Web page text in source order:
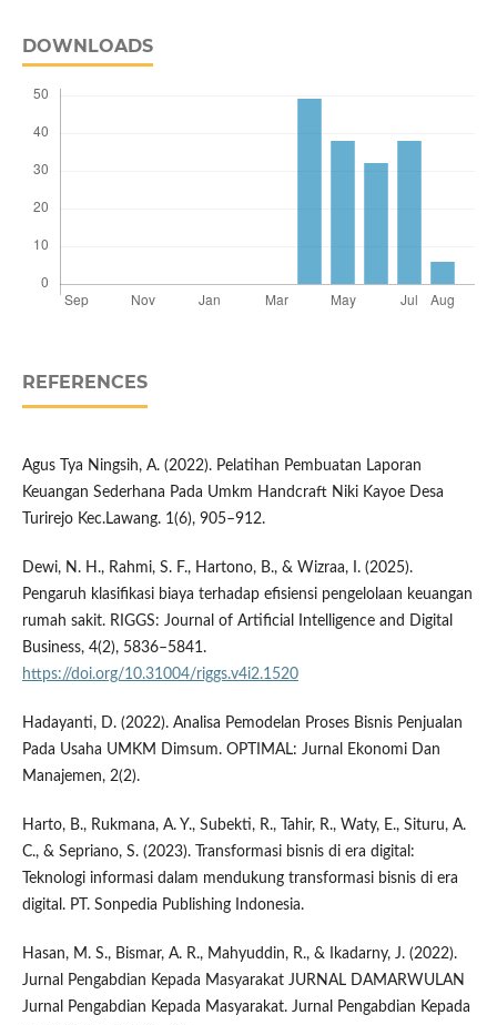
DOWNLOADS
REFERENCES
Agus Tya Ningsih, A. (2022). Pelatihan Pembuatan Laporan
Keuangan Sederhana Pada Umkm Handcraft Niki Kayoe Desa
Turirejo Kec.Lawang. 1(6), 905–912.
Dewi, N. H., Rahmi, S. F., Hartono, B., & Wizraa, I. (2025).
Pengaruh klasifikasi biaya terhadap efisiensi pengelolaan keuangan
rumah sakit. RIGGS: Journal of Artificial Intelligence and Digital
Business, 4(2), 5836–5841.
https://doi.org/10.31004/riggs.v4i2.1520
Hadayanti, D. (2022). Analisa Pemodelan Proses Bisnis Penjualan
Pada Usaha UMKM Dimsum. OPTIMAL: Jurnal Ekonomi Dan
Manajemen, 2(2).
Harto, B., Rukmana, A. Y., Subekti, R., Tahir, R., Waty, E., Situru, A.
C., & Sepriano, S. (2023). Transformasi bisnis di era digital:
Teknologi informasi dalam mendukung transformasi bisnis di era
digital. PT. Sonpedia Publishing Indonesia.
Hasan, M. S., Bismar, A. R., Mahyuddin, R., & Ikadarny, J. (2022).
Jurnal Pengabdian Kepada Masyarakat JURNAL DAMARWULAN
Jurnal Pengabdian Kepada Masyarakat. Jurnal Pengabdian Kepada